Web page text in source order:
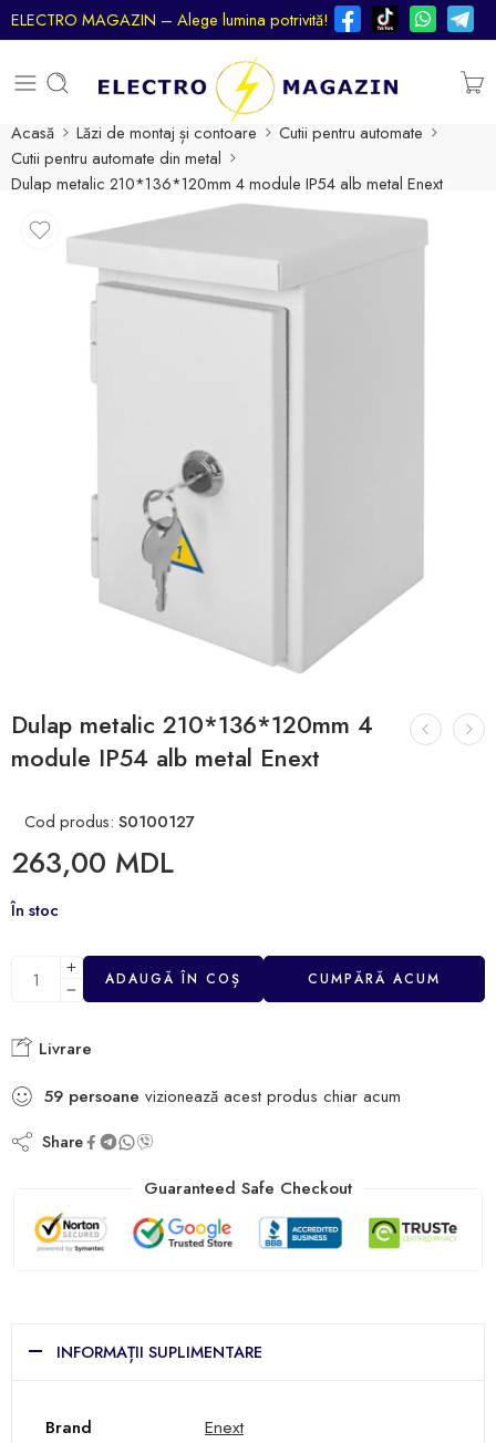
ELECTRO MAGAZIN – Alege lumina potrivită!
Acasă Lăzi de montaj și contoare
Cutii pentru automate
Cutii pentru automate din metal
Dulap metalic 210*136*120mm 4 module IP54 alb metal Enext
Dulap metalic 210*136*120mm 4
module IP54 alb metal Enext
Cod produs: S0100127
263,00 MDL
În stoc
ADAUGĂ ÎN COȘ CUMPĂRĂ ACUM
Livrare
59 persoane vizionează acest produs chiar acum
Share
Guaranteed Safe Checkout
INFORMAȚII SUPLIMENTARE
Brand
Enext